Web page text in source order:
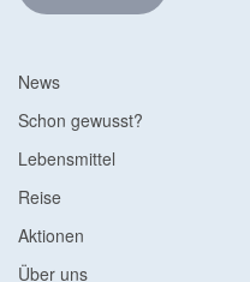
News
Schon gewusst?
Lebensmittel
Reise
Aktionen
Über uns